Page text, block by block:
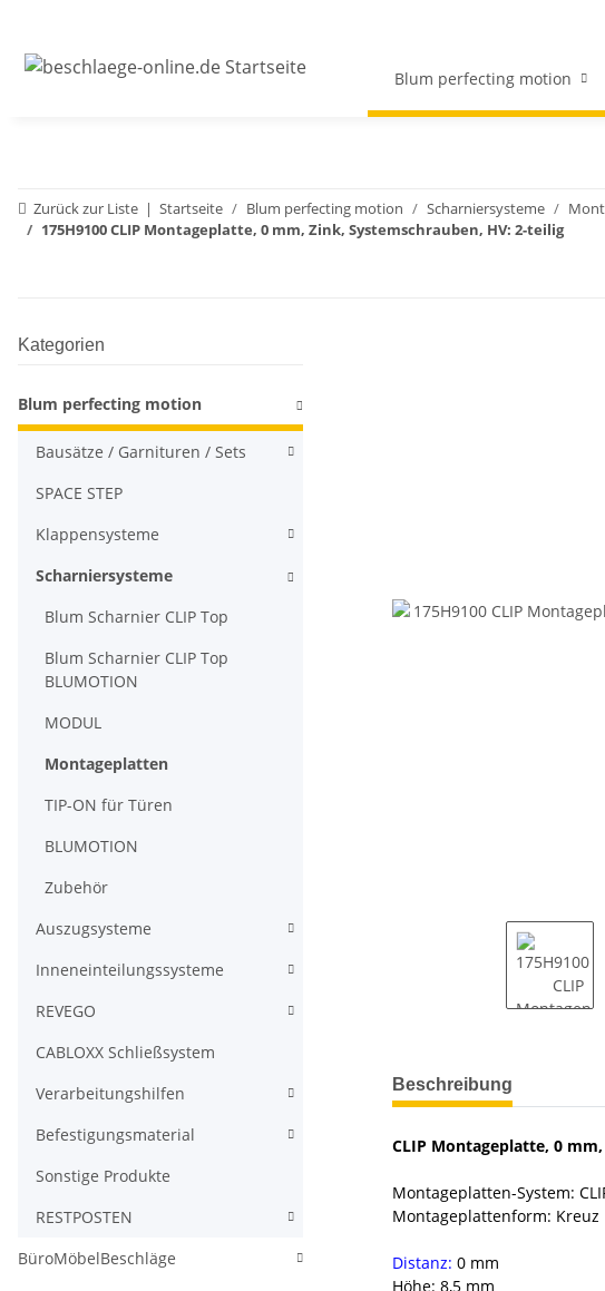
Blum perfecting motion
Zurück zur Liste Startseite Blum perfecting motion Scharniersysteme
175H9100 CLIP Montageplatte, 0 mm, Zink, Systemschrauben, HV: 2-teilig
weitere Registerkarten
Beschreibung
CLIP Montageplatte, 0
Montageplatten-System:
Montageplattenform: Kreuz
Distanz: 0 mm
Höhe: 8,5 mm
Kategorien
Blum perfecting motion
Bausätze / Garnituren / Sets
SPACE STEP
Klappensysteme
Scharniersysteme
Blum Scharnier CLIP Top
Blum Scharnier CLIP Top
BLUMOTION
MODUL
Montageplatten
TIP-ON für Türen
BLUMOTION
Zubehör
Auszugsysteme
Inneneinteilungssysteme
REVEGO
CABLOXX Schließsystem
Verarbeitungshilfen
Befestigungsmaterial
Sonstige Produkte
RESTPOSTEN
BüroMöbelBeschläge